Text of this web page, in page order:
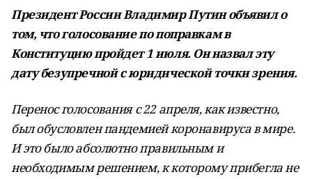
Президент России Владимир Путин объявил о
том, что голосование по поправкам в
Конституцию пройдет 1 июля. Он назвал эту
дату безупречной с юридической точки зрения.
Перенос голосования с 22 апреля, как известно,
был обусловлен пандемией коронавируса в мире.
И это было абсолютно правильным и
необходимым решением, к которому прибегла не